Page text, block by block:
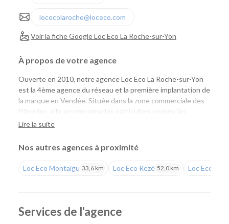
locecolaroche@loceco.com
Voir la fiche Google Loc Eco La Roche-sur-Yon
À propos de votre agence
Ouverte en 2010, notre agence Loc Eco La Roche-sur-Yon
est la 4ème agence du réseau et la première implantation de
la marque en Vendée. Située dans la zone commerciale des
Flâneries, elle accompagne les particuliers comme les
professionnels avec une large gamme de véhicules de
de proximité reconnu.
Une agence pour tous vos projets
vous ayez besoin de remplacer temporairement votre
véhicule, notre agence vous accompagne avec une solution
Lire la suite
Nos autres agences à proximité
Loc Eco Montaigu 33,6 km Loc Eco Rezé 52,0 km Loc Eco
Services de l'agence